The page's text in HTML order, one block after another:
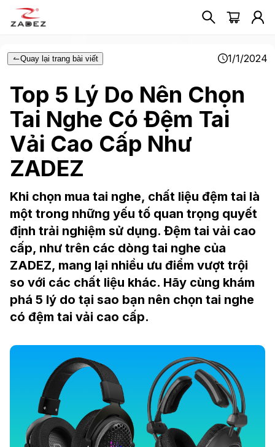
Quay lại trang bài viết 1/1/2024
Top 5 Lý Do Nên Chọn
Tai Nghe Có Đệm Tai
Vải Cao Cấp Như
ZADEZ
Khi chọn mua tai nghe, chất liệu đệm tai là
một trong những yếu tố quan trọng quyết
định trải nghiệm sử dụng. Đệm tai vải cao
cấp, như trên các dòng tai nghe của
ZADEZ, mang lại nhiều ưu điểm vượt trội
so với các chất liệu khác. Hãy cùng khám
phá 5 lý do tại sao bạn nên chọn tai nghe
có đệm tai vải cao cấp.